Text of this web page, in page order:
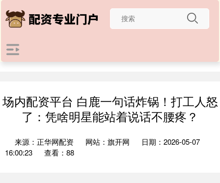
场内配资平台 白鹿一句话炸锅！打工人怒
了：凭啥明星能站着说话不腰疼？
来源：正华网配资 网站：旗开网
日期：2026-05-07
16:00:23
查看：88